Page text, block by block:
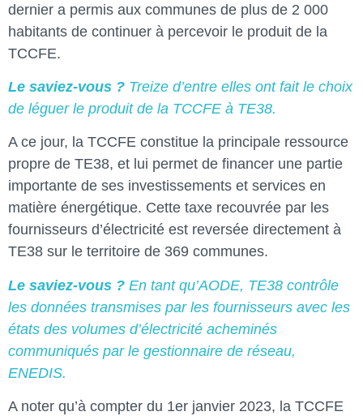
dernier a permis aux communes de plus de 2 000
habitants de continuer à percevoir le produit de la
TCCFE.
Le saviez-vous ? Treize d’entre elles ont fait le choix
de léguer le produit de la TCCFE à TE38.
A ce jour, la TCCFE constitue la principale ressource
propre de TE38, et lui permet de financer une partie
importante de ses investissements et services en
matière énergétique. Cette taxe recouvrée par les
fournisseurs d’électricité est reversée directement à
TE38 sur le territoire de 369 communes.
Le saviez-vous ? En tant qu’AODE, TE38 contrôle
les données transmises par les fournisseurs avec les
états des volumes d’électricité acheminés
communiqués par le gestionnaire de réseau,
ENEDIS.
A noter qu’à compter du 1er janvier 2023, la TCCFE